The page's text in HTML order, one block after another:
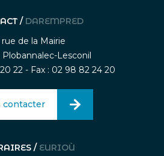
/ DAREMPRED
rue de la Mairie
Lesconil
22 - Fax : 02 98 82 24 20
contacter
/ EURIOÙ